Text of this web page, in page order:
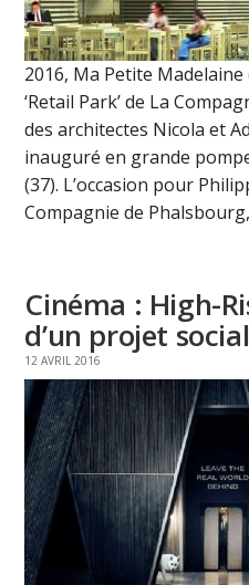
2016, Ma Petite
‘Retail Park’ de La
des architectes Nicola et
inauguré en grande
(37). L’occasion pour
Compagnie de
Cinéma : High-
d’un projet social
12 AVRIL 2016